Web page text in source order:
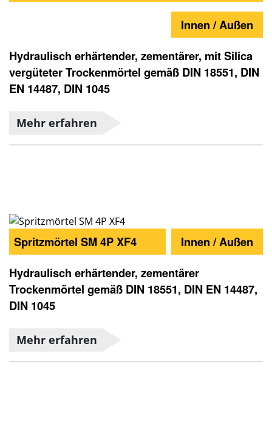
Innen / Außen
Hydraulisch erhärtender, zementärer, mit Silica
vergüteter Trockenmörtel gemäß DIN 18551, DIN
EN 14487, DIN 1045
Mehr erfahren
Spritzmörtel SM 4P XF4
Innen / Außen
Hydraulisch erhärtender, zementärer
Trockenmörtel gemäß DIN 18551, DIN EN 14487,
DIN 1045
Mehr erfahren